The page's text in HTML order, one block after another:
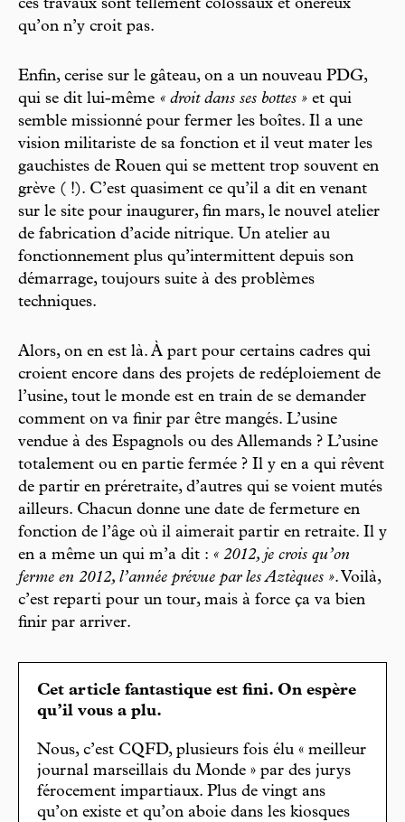
ces travaux sont tellement colossaux et onéreux
qu’on n’y croit pas.
Enfin, cerise sur le gâteau, on a un nouveau PDG,
qui se dit lui-même « droit dans ses bottes » et qui
semble missionné pour fermer les boîtes. Il a une
vision militariste de sa fonction et il veut mater les
gauchistes de Rouen qui se mettent trop souvent en
grève ( !). C’est quasiment ce qu’il a dit en venant
sur le site pour inaugurer, fin mars, le nouvel atelier
de fabrication d’acide nitrique. Un atelier au
fonctionnement plus qu’intermittent depuis son
démarrage, toujours suite à des problèmes
techniques.
Alors, on en est là. À part pour certains cadres qui
croient encore dans des projets de redéploiement de
l’usine, tout le monde est en train de se demander
comment on va finir par être mangés. L’usine
vendue à des Espagnols ou des Allemands ? L’usine
totalement ou en partie fermée ? Il y en a qui rêvent
de partir en préretraite, d’autres qui se voient mutés
ailleurs. Chacun donne une date de fermeture en
fonction de l’âge où il aimerait partir en retraite. Il y
en a même un qui m’a dit : « 2012, je crois qu’on
ferme en 2012, l’année prévue par les Aztèques ». Voilà,
c’est reparti pour un tour, mais à force ça va bien
finir par arriver.
Cet article fantastique est fini. On espère
qu’il vous a plu.
Nous, c’est CQFD, plusieurs fois élu « meilleur
journal marseillais du Monde » par des jurys
férocement impartiaux. Plus de vingt ans
qu’on existe et qu’on aboie dans les kiosques